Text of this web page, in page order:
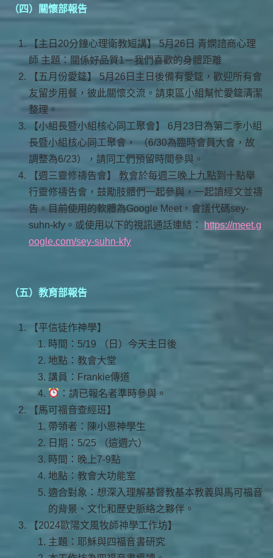
（四）關懷部報告
【主日20分鐘心理衛教短講】 5月26日 青嫻諮商心理
師 主題：關係好品質1－我們喜歡的身體距離
【五月份愛筵】 5月26日主日後備有愛筵，歡迎所有會
友留步用餐，彼此關懷交流。請東區小組幫忙愛筵清潔
整理。
【小組長暨小組核心同工聚會】 6月23日為第二季小組
長暨小組核心同工聚會， （6/30為臨時會員大會，故
調整為6/23），請同工們預留時間參與。
【週三靈修禱告會】 教會於每週三晚上九點到十點舉
行靈修禱告會，鼓勵肢體們一起參與，一起讀經文並禱
告。目前使用的軟體為Google Meet，會議代碼sey-
suhn-kfy。或使用以下的視訊通話連結：
https://meet.g
oogle.com/sey-suhn-kfy
（五）教育部報告
【平信徒作神學】
時間：5/19 （日）今天主日後
地點：教會大堂
講員：Frankie傳道
：請已報名者準時參與。
【馬可福音查經班】
帶領者：陳小恩神學生
日期：5/25 （這週六）
時間：晚上7-9點
地點：教會大功能室
適合對象：想深入理解基督教基本教義與馬可福音
的背景、文化和歷史脈絡之夥伴。
【2024歐陽文風牧師神學工作坊】
主題：耶穌與四福音書研究